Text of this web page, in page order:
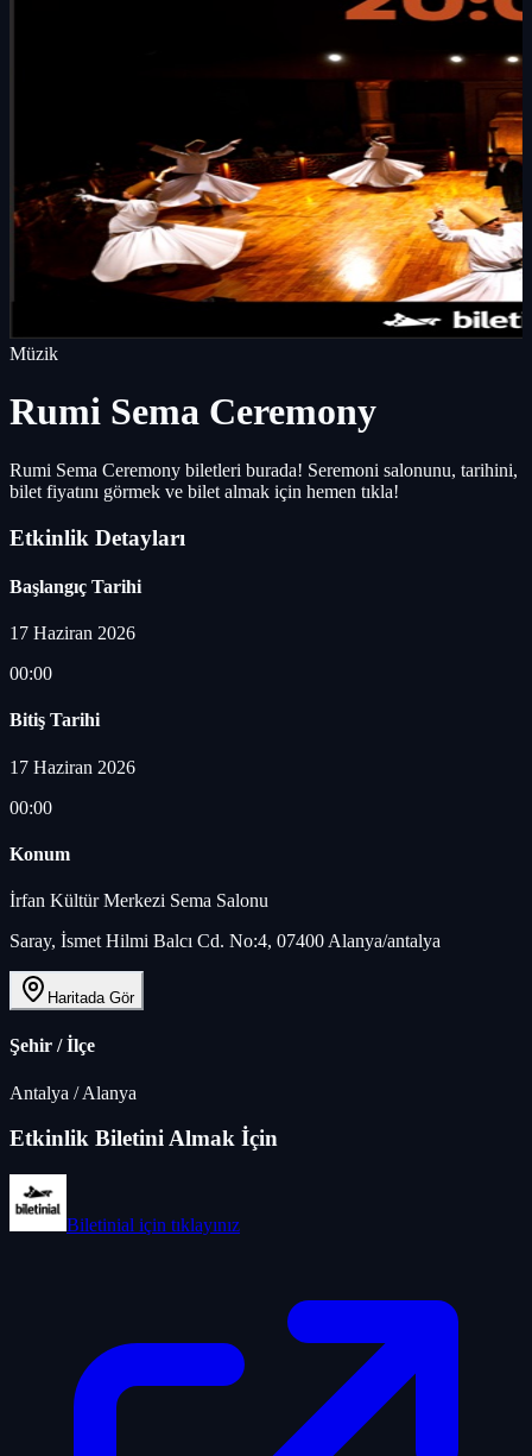
Müzik
Rumi Sema Ceremony
Rumi Sema Ceremony biletleri burada! Seremoni salonunu, tarihini,
bilet fiyatını görmek ve bilet almak için hemen tıkla!
Etkinlik Detayları
Başlangıç Tarihi
17 Haziran 2026
00:00
Bitiş Tarihi
17 Haziran 2026
00:00
Konum
İrfan Kültür Merkezi Sema Salonu
Saray, İsmet Hilmi Balcı Cd. No:4, 07400 Alanya/antalya
Haritada Gör
Şehir / İlçe
Antalya /Alanya
Etkinlik Biletini Almak İçin
Biletinial için tıklayınız